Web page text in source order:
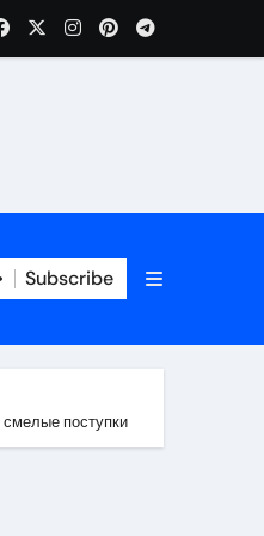
Subscribe
смелые поступки